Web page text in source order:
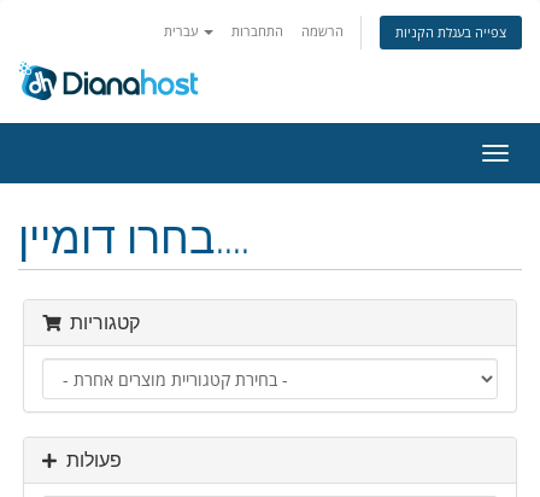
התחברות הרשמה צפייה בעגלת הקניות
ניווט
בחרו דומיין....
קטגוריות
פעולות